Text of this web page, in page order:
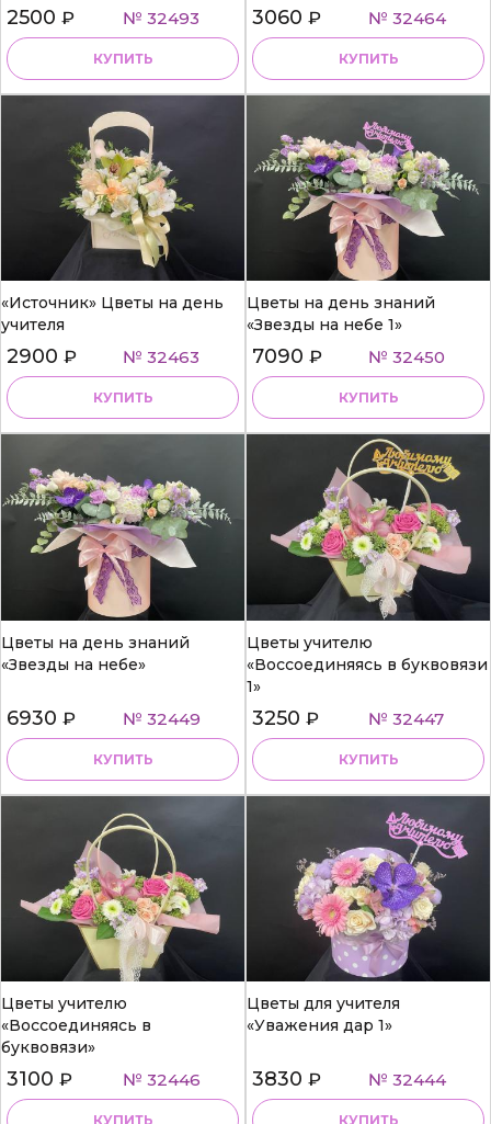
2500 ₽ № 32493
КУПИТЬ
3060 ₽ № 32464
КУПИТЬ
«Источник» Цветы на день
учителя
2900 ₽ № 32463
КУПИТЬ
Цветы на день знаний
«Звезды на небе 1»
7090 ₽ № 32450
КУПИТЬ
Цветы на день знаний
«Звезды на небе»
6930 ₽ № 32449
КУПИТЬ
Цветы учителю
«Воссоединяясь в буквовязи
1»
3250 ₽ № 32447
КУПИТЬ
Цветы учителю
«Воссоединяясь в
буквовязи»
3100 ₽ № 32446
КУПИТЬ
Цветы для учителя
«Уважения дар 1»
3830 ₽ № 32444
КУПИТЬ